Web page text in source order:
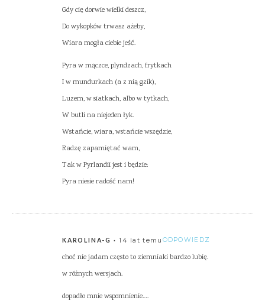
Gdy cię dorwie wielki deszcz,
Do wykopków trwasz ażeby,
Wiara mogła ciebie jeść.
Pyra w mączce, plyndzach, frytkach
I w mundurkach (a z nią gzik),
Luzem, w siatkach, albo w tytkach,
W butli na niejeden łyk.
Wstańcie, wiara, wstańcie wszędzie,
Radzę zapamiętać wam,
Tak w Pyrlandii jest i będzie:
Pyra niesie radość nam!
KAROLINA-G 14 lat temu ODPOWIEDZ
choć nie jadam często to ziemniaki bardzo lubię.
w różnych wersjach.
dopadło mnie wspomnienie….